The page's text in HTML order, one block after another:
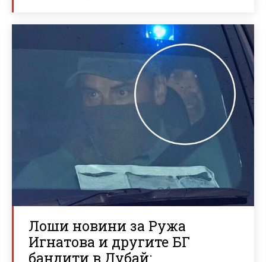
Лоши новини за Ружа
Игнатова и другите БГ
бандити в Дубай: